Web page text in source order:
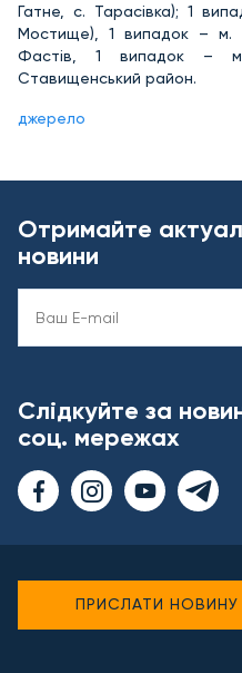
Гатне, с. Тарасівка); 1
Мостище), 1 випадок – м.
Фастів, 1 випадок –
Ставищенський район.
джерело
Отримайте
новини
Слідкуйте за
соц. мережах
ПРИСЛАТИ НОВИНУ